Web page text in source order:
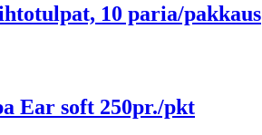
10 paria/pakkaus
Ear soft 250pr./pkt